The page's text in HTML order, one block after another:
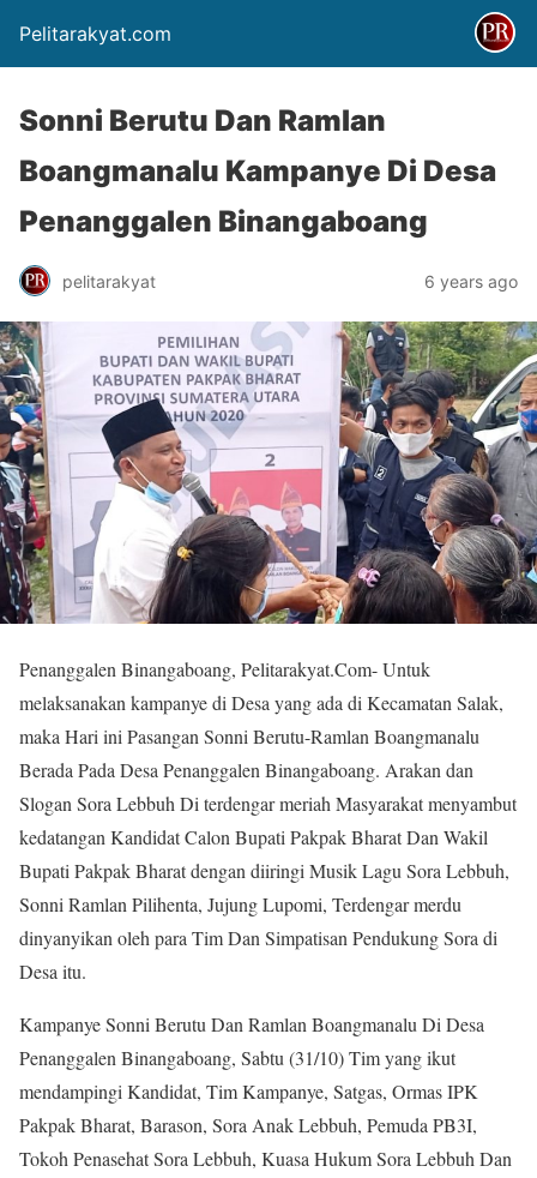
Pelitarakyat.com
Sonni Berutu Dan Ramlan
Boangmanalu Kampanye Di Desa
Penanggalen Binangaboang
pelitarakyat 6 years ago
Penanggalen Binangaboang, Pelitarakyat.Com- Untuk
melaksanakan kampanye di Desa yang ada di Kecamatan Salak,
maka Hari ini Pasangan Sonni Berutu-Ramlan Boangmanalu
Berada Pada Desa Penanggalen Binangaboang. Arakan dan
Slogan Sora Lebbuh Di terdengar meriah Masyarakat menyambut
kedatangan Kandidat Calon Bupati Pakpak Bharat Dan Wakil
Bupati Pakpak Bharat dengan diiringi Musik Lagu Sora Lebbuh,
Sonni Ramlan Pilihenta, Jujung Lupomi, Terdengar merdu
dinyanyikan oleh para Tim Dan Simpatisan Pendukung Sora di
Desa itu.
Kampanye Sonni Berutu Dan Ramlan Boangmanalu Di Desa
Penanggalen Binangaboang, Sabtu (31/10) Tim yang ikut
mendampingi Kandidat, Tim Kampanye, Satgas, Ormas IPK
Pakpak Bharat, Barason, Sora Anak Lebbuh, Pemuda PB3I,
Tokoh Penasehat Sora Lebbuh, Kuasa Hukum Sora Lebbuh Dan